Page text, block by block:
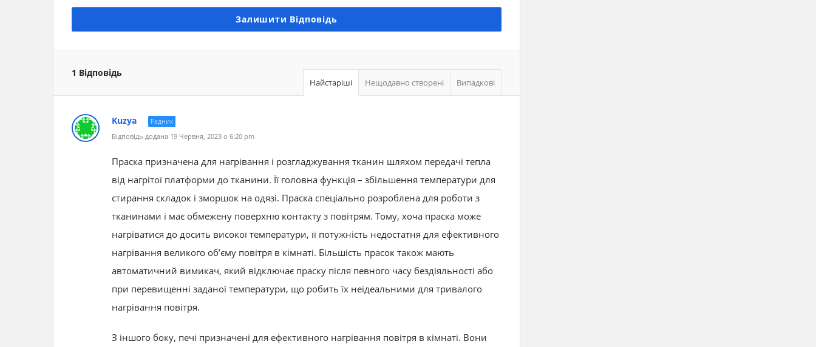
Залишити Відповідь
1 Відповідь
Найстаріші Нещодавно створені Випадкові
Kuzya
Радник
Відповідь додана 19 Червня, 2023 о 6:20 pm
Праска призначена для нагрівання і розгладжування тканин шляхом передачі тепла
від нагрітої платформи до тканини. Її головна функція – збільшення температури для
стирання складок і зморшок на одязі. Праска спеціально розроблена для роботи з
тканинами і має обмежену поверхню контакту з повітрям. Тому, хоча праска може
нагріватися до досить високої температури, її потужність недостатня для ефективного
нагрівання великого об’єму повітря в кімнаті. Більшість прасок також мають
автоматичний вимикач, який відключає праску після певного часу бездіяльності або
при перевищенні заданої температури, що робить їх неідеальними для тривалого
нагрівання повітря.
З іншого боку, печі призначені для ефективного нагрівання повітря в кімнаті. Вони